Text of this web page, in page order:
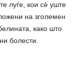
луѓе, кои сè уште
на зголемен
како што
болести.